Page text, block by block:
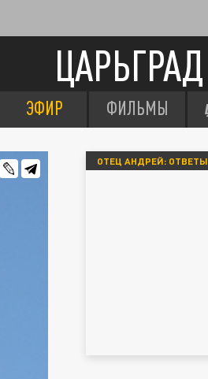
ЦАРЬГРАД
ЭФИР ФИЛЬМЫ
ОТЕЦ АНДРЕЙ: ОТВЕТЫ